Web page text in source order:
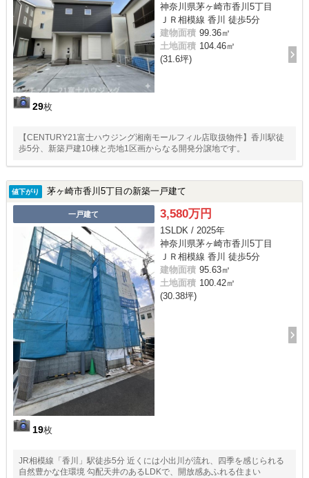
29枚
神奈川県茅ヶ崎市香川5丁目
ＪＲ相模線 香川 徒歩5分
建物面積 99.36㎡
土地面積 104.46㎡
(31.6坪)
【CENTURY21富士ハウジング湘南モールフィル店取扱物件】香川駅徒
歩5分、新築戸建10棟と売地1区画からなる開発分譲地です。
値下がり 茅ヶ崎市香川5丁目の新築一戸建て
一戸建て
19枚
3,580万円
1SLDK / 2025年
神奈川県茅ヶ崎市香川5丁目
ＪＲ相模線 香川 徒歩5分
建物面積 95.63㎡
土地面積 100.42㎡
(30.38坪)
JR相模線「香川」駅徒歩5分 近くには小出川が流れ、四季を感じられる
自然豊かな住環境 勾配天井のあるLDKで、開放感あふれる住まい